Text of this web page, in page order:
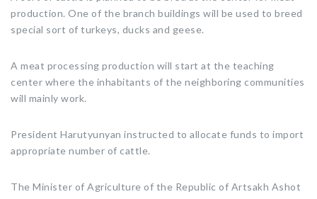
production. One of the branch buildings will be used to breed
special sort of turkeys, ducks and geese.
A meat processing production will start at the teaching
center where the inhabitants of the neighboring communities
will mainly work.
President Harutyunyan instructed to allocate funds to import
appropriate number of cattle.
The Minister of Agriculture of the Republic of Artsakh Ashot